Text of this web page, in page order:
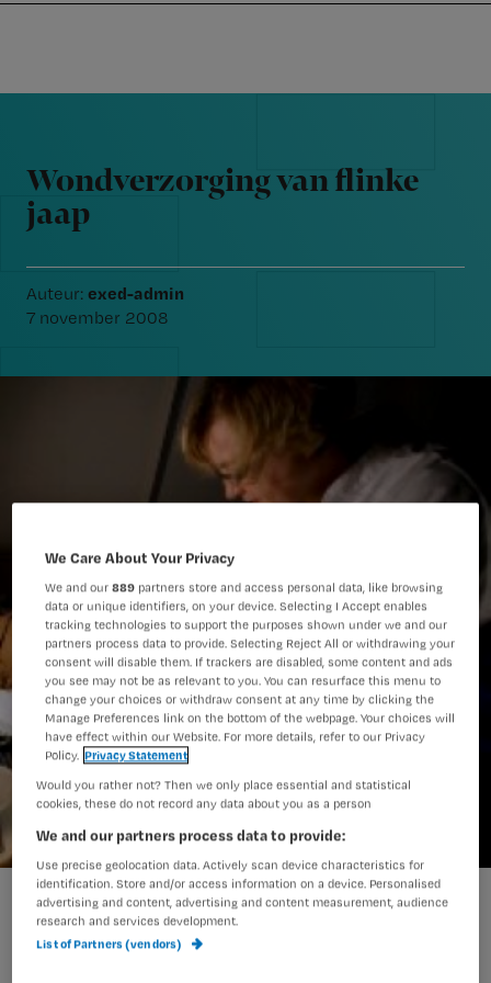
navigation
content
Nursing
Wondverzorging van flinke
jaap
Auteur: exed-admin
7 november 2008
Afgelopen woensdag ging ik samen
met een collega naar Jaap voor de
We Care About Your Privacy
We and our889 partners store and access personal data, like browsing
data or unique identifiers, on your device. Selecting I Accept enables
tracking technologies to support the purposes shown under we and our
partners process data to provide. Selecting Reject All or withdrawing your
consent will disable them. If trackers are disabled, some content and ads
you see may not be as relevant to you. You can resurface this menu to
change your choices or withdraw consent at any time by clicking the
Manage Preferences link on the bottom of the webpage. Your choices will
have effect within our Website. For more details, refer to our Privacy
Policy. Privacy Statement
Would you rather not? Then we only place essential and statistical
cookies, these do not record any data about you as a person
We and our partners process data to provide:
Use precise geolocation data. Actively scan device characteristics for
identification. Store and/or access information on a device. Personalised
advertising and content, advertising and content measurement, audience
research and services development.
List of Partners (vendors)